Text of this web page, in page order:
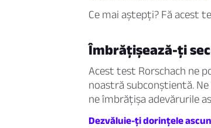
Ce mai aștepți? Fă acest
Îmbrățișează-ți
Acest test Rorschach ne
noastră subconștientă.
ne îmbrățișa adevărurile
Dezvăluie-ți dorințele